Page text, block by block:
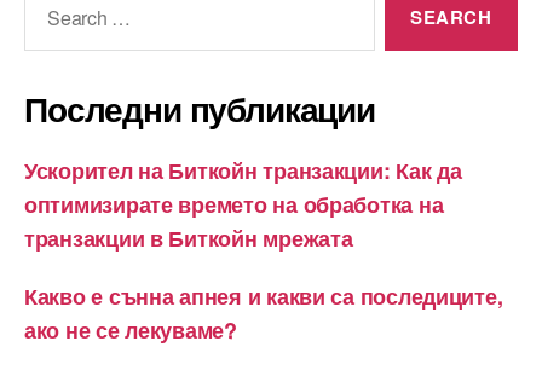
Последни публикации
Ускорител на Биткойн транзакции: Как да
оптимизирате времето на обработка на
транзакции в Биткойн мрежата
Какво е сънна апнея и какви са последиците,
ако не се лекуваме?